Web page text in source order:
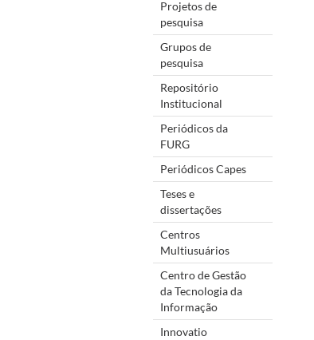
Projetos de
pesquisa
Grupos de
pesquisa
Repositório
Institucional
Periódicos da
FURG
Periódicos Capes
Teses e
dissertações
Centros
Multiusuários
Centro de Gestão
da Tecnologia da
Informação
Innovatio